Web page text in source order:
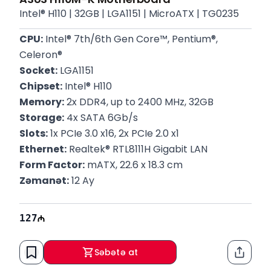
Intel® H110 | 32GB | LGA1151 | MicroATX | TG0235
CPU: Intel® 7th/6th Gen Core™, Pentium®,
Celeron®
Socket: LGA1151
Chipset: Intel® H110
Memory: 2x DDR4, up to 2400 MHz, 32GB
Storage: 4x SATA 6Gb/s
Slots: 1x PCIe 3.0 x16, 2x PCIe 2.0 x1
Ethernet: Realtek® RTL8111H Gigabit LAN
Form Factor: mATX, 22.6 x 18.3 cm
Zəmanət: 12 Ay
127
Səbətə at